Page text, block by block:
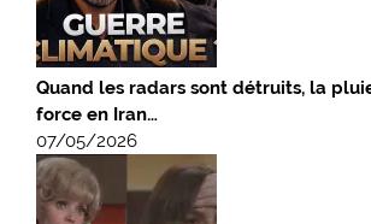
Quand les radars sont détruits, la
force en Iran…
07/05/2026